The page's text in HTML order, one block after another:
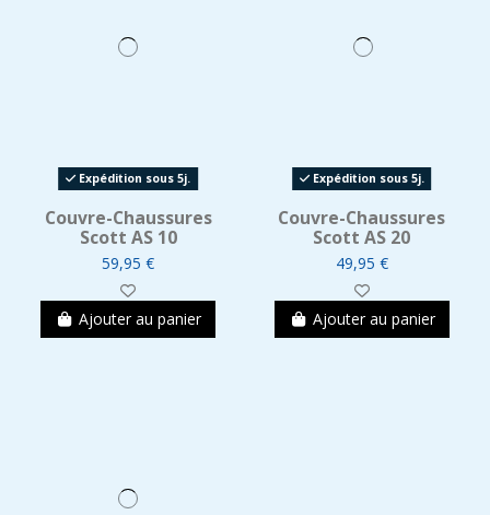
Expédition sous 5j.
Couvre-Chaussures
Scott AS 10
59,95 €
Ajouter au panier
Expédition sous 5j.
Couvre-Chaussures
Scott AS 20
49,95 €
Ajouter au panier